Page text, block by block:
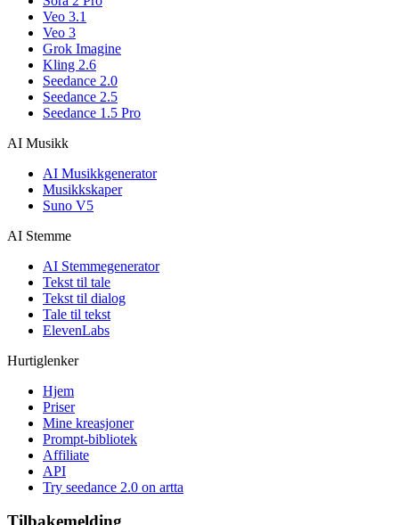
Veo 3.1
Veo 3
Grok Imagine
Kling 2.6
Seedance 2.0
Seedance 2.5
Seedance 1.5 Pro
AI Musikk
AI Musikkgenerator
Musikkskaper
Suno V5
AI Stemme
AI Stemmegenerator
Tekst til tale
Tekst til dialog
Tale til tekst
ElevenLabs
Hurtiglenker
Hjem
Priser
Mine kreasjoner
Prompt-bibliotek
Affiliate
API
Try seedance 2.0 on artta
Tilbakemelding